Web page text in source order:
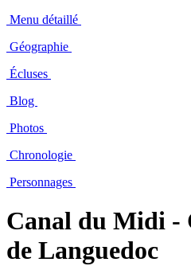
Menu détaillé
Géographie
Écluses
Blog
Photos
Chronologie
Personnages
Canal du Midi -
de Languedoc